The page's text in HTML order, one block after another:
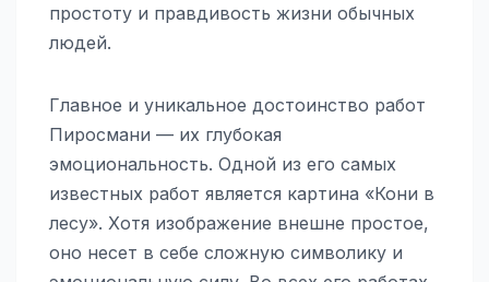
простоту и правдивость жизни обычных
людей.
Главное и уникальное достоинство работ
Пиросмани — их глубокая
эмоциональность. Одной из его самых
известных работ является картина «Кони в
лесу». Хотя изображение внешне простое,
оно несет в себе сложную символику и